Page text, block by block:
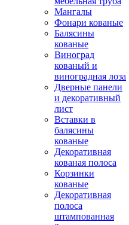
Мангалы
Фонари кованые
Балясины
кованые
Виноград
кованый и
виноградная лоза
Дверные панели
и декоративный
лист
Вставки в
балясины
кованые
Декоративная
кованая полоса
Корзинки
кованые
Декоративная
полоса
штампованная